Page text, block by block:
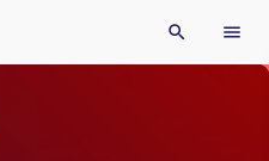
search menu